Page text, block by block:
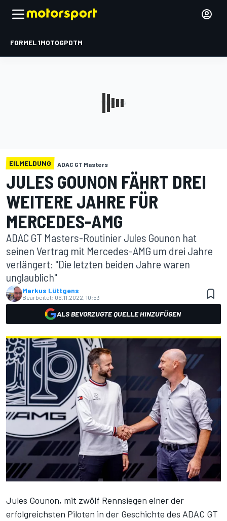
FORMEL 1MOTOGPDTM
EILMELDUNG ADAC GT Masters
JULES GOUNON FÄHRT DREI
WEITERE JAHRE FÜR
MERCEDES-AMG
ADAC GT Masters-Routinier Jules Gounon hat
seinen Vertrag mit Mercedes-AMG um drei Jahre
verlängert: "Die letzten beiden Jahre waren
unglaublich"
Markus Lüttgens
Bearbeitet: 06.11.2022, 10:53
ALS BEVORZUGTE QUELLE HINZUFÜGEN
Jules Gounon, mit zwölf Rennsiegen einer der
erfolgreichsten Piloten in der Geschichte des ADAC GT